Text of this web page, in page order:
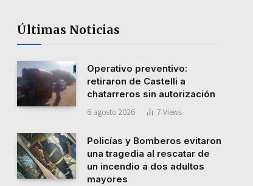
Últimas Noticias
Operativo preventivo:
retiraron de Castelli a
chatarreros sin autorización
6 agosto 2026 7 Views
Policías y Bomberos evitaron
una tragedia al rescatar de
un incendio a dos adultos
mayores